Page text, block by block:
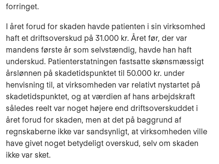
forringet.
I året forud for skaden havde patienten i sin virksomhed
haft et driftsoverskud på 31.000 kr. Året før, der var
mandens første år som selvstændig, havde han haft
underskud. Patienterstatningen fastsatte skønsmæssigt
årslønnen på skadetidspunktet til 50.000 kr. under
henvisning til, at virksomheden var relativt nystartet på
skadetidspunktet, og at værdien af hans arbejdskraft
således reelt var noget højere end driftsoverskuddet i
året forud for skaden, men at det på baggrund af
regnskaberne ikke var sandsynligt, at virksomheden ville
have givet noget betydeligt overskud, selv om skaden
ikke var sket.